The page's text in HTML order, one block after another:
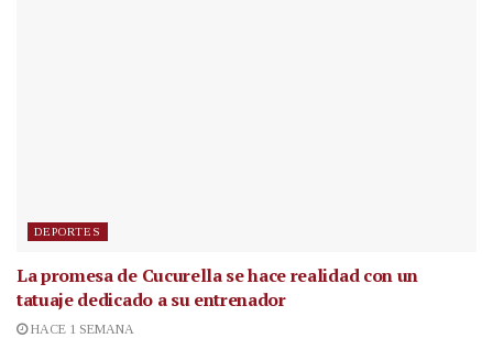
DEPORTES
La promesa de Cucurella se hace realidad con un
tatuaje dedicado a su entrenador
HACE 1 SEMANA